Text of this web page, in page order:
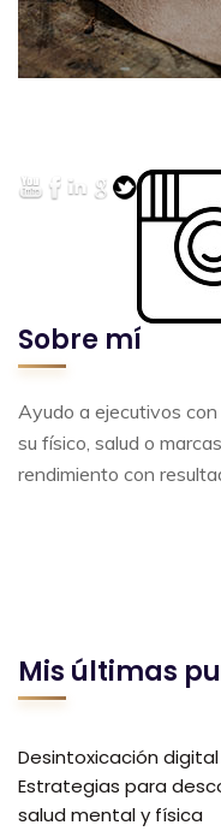
Sobre mí
Ayudo a ejecutivos
su físico, salud o
rendimiento con
Mis últimas
Desintoxicación
Estrategias para
salud mental y física